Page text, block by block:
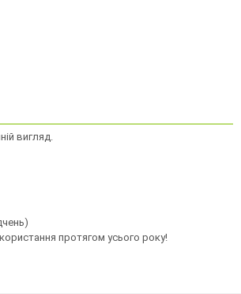
вигляд.
протягом усього року!